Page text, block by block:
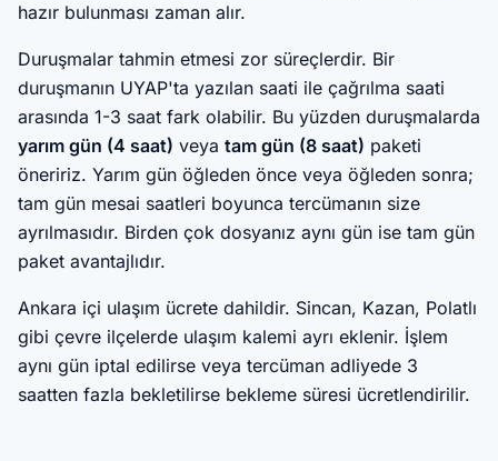
hazır bulunması zaman alır.
Duruşmalar tahmin etmesi zor süreçlerdir. Bir
duruşmanın UYAP'ta yazılan saati ile çağrılma saati
arasında 1-3 saat fark olabilir. Bu yüzden duruşmalarda
yarım gün (4 saat) veya tam gün (8 saat) paketi
öneririz. Yarım gün öğleden önce veya öğleden sonra;
tam gün mesai saatleri boyunca tercümanın size
ayrılmasıdır. Birden çok dosyanız aynı gün ise tam gün
paket avantajlıdır.
Ankara içi ulaşım ücrete dahildir. Sincan, Kazan, Polatlı
gibi çevre ilçelerde ulaşım kalemi ayrı eklenir. İşlem
aynı gün iptal edilirse veya tercüman adliyede 3
saatten fazla bekletilirse bekleme süresi ücretlendirilir.